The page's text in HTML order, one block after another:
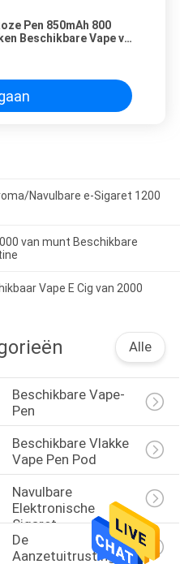
Pen 850mAh 800
Beschikbare Vape van
Navulbare e-Sigaret 1200
van munt Beschikbare
Vape E Cig van 2000
Alle
Beschikbare Vape-
Pen
Beschikbare Vlakke
Vape Pen Pod
Navulbare
Elektronische
Sigaret
De
Aanzetuitrustingen